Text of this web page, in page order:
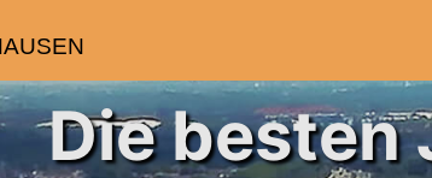
Die besten